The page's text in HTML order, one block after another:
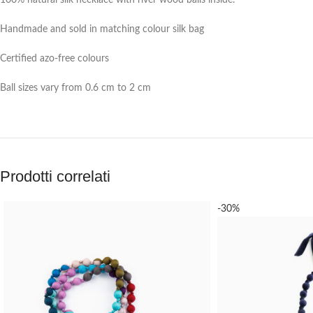
Handmade and sold in matching colour silk bag
Certified azo-free colours
Ball sizes vary from 0.6 cm to 2 cm
Prodotti correlati
-30%